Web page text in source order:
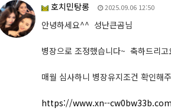
호치민탕롱 2025.09.06 12:50
안녕하세요^^ 성난큰곰님
병장으로 조정했습니다~ 축하드리고
매월 심사하니 병장유지조건 확인해
https://www.xn--